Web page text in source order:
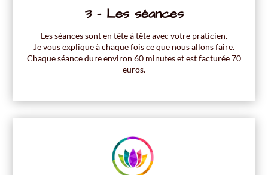
3 - Les séances
Les séances sont en tête à tête avec votre praticien.
Je vous explique à chaque fois ce que nous allons faire.
Chaque séance dure environ 60 minutes et est facturée 70
euros.